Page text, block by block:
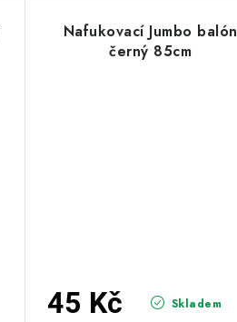
Nafukovací Jumbo balón
černý 85cm
Skladem
45 Kč